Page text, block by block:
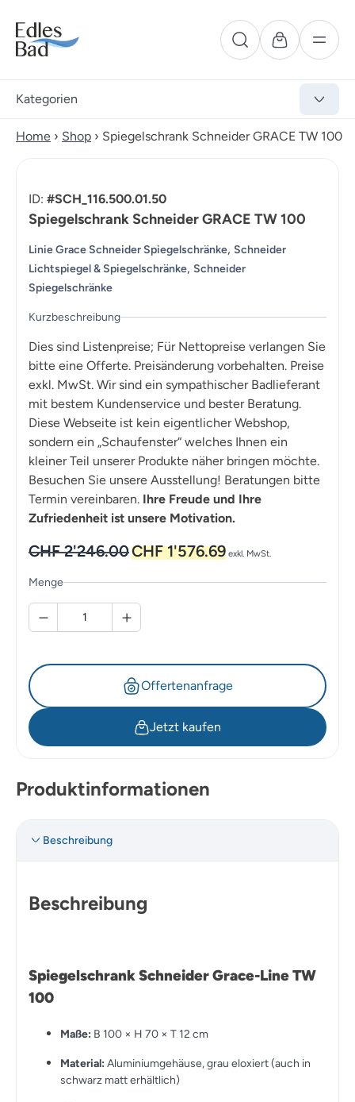
Kategorien
Home › Shop › Spiegelschrank Schneider GRACE TW 100
ID: #SCH_116.500.01.50
Spiegelschrank Schneider GRACE TW 100
Linie Grace Schneider Spiegelschränke, Schneider
Lichtspiegel & Spiegelschränke, Schneider
Spiegelschränke
Kurzbeschreibung
Dies sind Listenpreise; Für Nettopreise verlangen Sie
bitte eine Offerte. Preisänderung vorbehalten. Preise
exkl. MwSt. Wir sind ein sympathischer Badlieferant
mit bestem Kundenservice und bester Beratung.
Diese Webseite ist kein eigentlicher Webshop,
sondern ein „Schaufenster“ welches Ihnen ein
kleiner Teil unserer Produkte näher bringen möchte.
Besuchen Sie unsere Ausstellung! Beratungen bitte
Termin vereinbaren. Ihre Freude und Ihre
Zufriedenheit ist unsere Motivation.
CHF2'246.00Ursprünglicher
Preis
war:
CHF1'576.69Aktueller
Preis
ist:
exkl. MwSt.
Menge
Offertenanfrage
Jetzt kaufen
Produktinformationen
Beschreibung
Beschreibung
Spiegelschrank Schneider Grace-Line TW
100
Maße: B 100 × H 70 × T 12 cm
Material: Aluminiumgehäuse, grau eloxiert (auch in
schwarz matt erhältlich)